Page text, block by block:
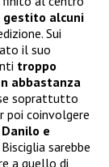
gestito alcuni
Sui
il suo
troppo
abbastanza
soprattutto
poi coinvolgere
Danilo e
sarebbe
a quello di